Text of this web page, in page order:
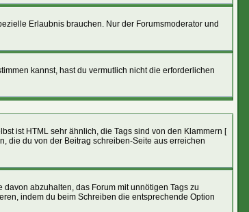
Erlaubnis brauchen. Nur der Forumsmoderator und
kannst, hast du vermutlich nicht die erforderlichen
ist HTML sehr ähnlich, die Tags sind von den Klammern [
die du von der Beitrag schreiben-Seite aus erreichen
davon abzuhalten, das Forum mit unnötigen Tags zu
indem du beim Schreiben die entsprechende Option